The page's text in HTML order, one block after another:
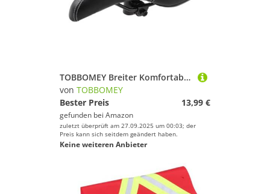
TOBBOMEY Breiter Komfortabler Fahrradsattel mit Stoßdämpfendem Sitzkissen Passend für Mountainbike Rennrad und Citybike Leicht Montierbar Waschbar für Lange Fahrradtouren
von TOBBOMEY
Bester Preis
13,99 €
gefunden bei Amazon
zuletzt überprüft am 27.09.2025 um 00:03; der
Preis kann sich seitdem geändert haben.
Keine weiteren Anbieter